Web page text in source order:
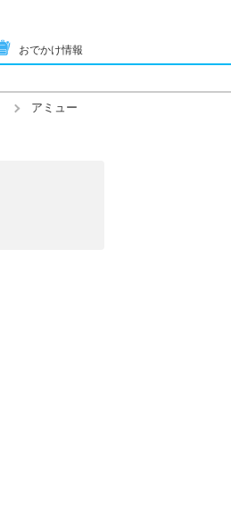
おでかけ情報
アミュー